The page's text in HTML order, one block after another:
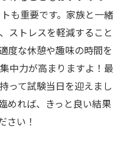
も重要です。家族と一緒
ストレスを軽減すること
度な休憩や趣味の時間を
中力が高まりますよ！最
って試験当日を迎えまし
めれば、きっと良い結果
さい！